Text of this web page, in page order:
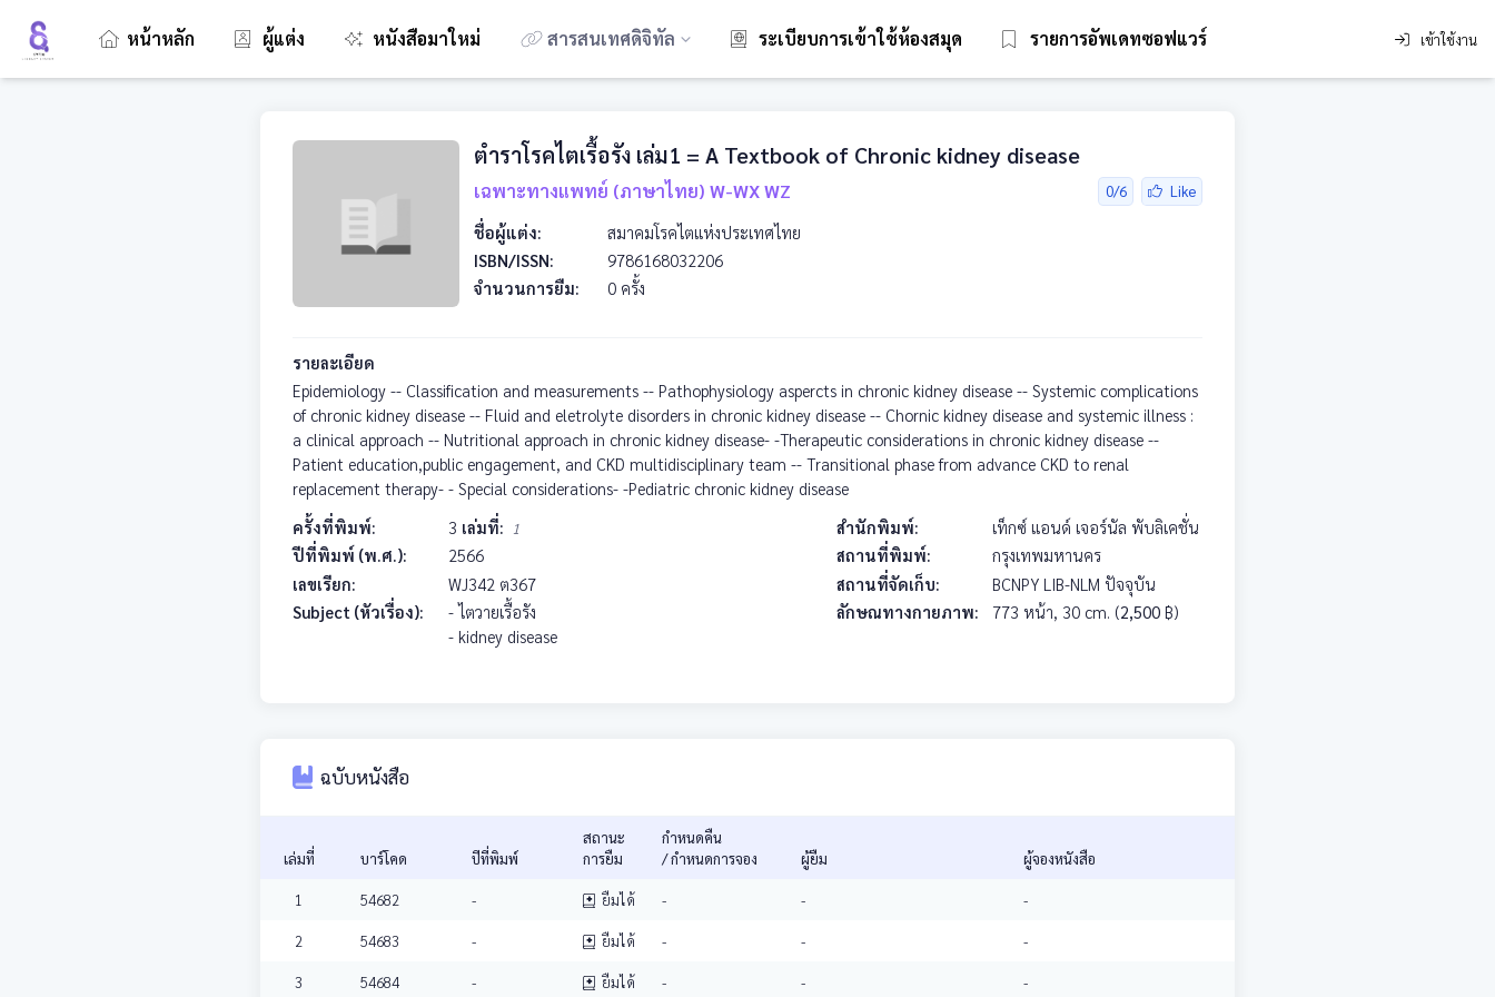
หน้าหลัก ผู้แต่ง หนังสือมาใหม่ สารสนเทศดิจิทัล ระเบียบการเข้าใช้ห้องสมุด รายการอัพเดทซอฟแวร์ เข้าใช้งาน
ตำราโรคไตเรื้อรัง เล่ม1 = A Textbook of Chronic kidney disease
เฉพาะทางแพทย์ (ภาษาไทย) W-WX WZ 0/6 Like
ชื่อผู้แต่ง:
สมาคมโรคไตแห่งประเทศไทย
ISBN/ISSN:
9786168032206
จำนวนการยืม:
0 ครั้ง
รายละเอียด
Epidemiology -- Classification and measurements -- Pathophysiology aspercts in chronic kidney disease -- Systemic complications
of chronic kidney disease -- Fluid and eletrolyte disorders in chronic kidney disease -- Chornic kidney disease and systemic illness :
a clinical approach -- Nutritional approach in chronic kidney disease- -Therapeutic considerations in chronic kidney disease --
Patient education,public engagement, and CKD multidisciplinary team -- Transitional phase from advance CKD to renal
replacement therapy- - Special considerations- -Pediatric chronic kidney disease
ครั้งที่พิมพ์:
3 เล่มที่: 1
ปีที่พิมพ์ (พ.ศ.):
2566
เลขเรียก:
WJ342 ต367
Subject (หัวเรื่อง):
- ไตวายเรื้อรัง
- kidney disease
สำนักพิมพ์:
เท็กซ์ แอนด์ เจอร์นัล พับลิเคชั่น
สถานที่พิมพ์:
กรุงเทพมหานคร
สถานที่จัดเก็บ:
BCNPY LIB-NLM ปัจจุบัน
ลักษณทางกายภาพ:
773 หน้า, 30 cm. (2,500฿)
ฉบับหนังสือ
เล่มที่ บาร์โคด ปีที่พิมพ์
สถานะ
การยืม
กำหนดคืน
/ กำหนดการจอง
ผู้ยืม ผู้จองหนังสือ
1 54682 - ยืมได้ - - -
2 54683 - ยืมได้ - - -
3 54684 - ยืมได้ - - -